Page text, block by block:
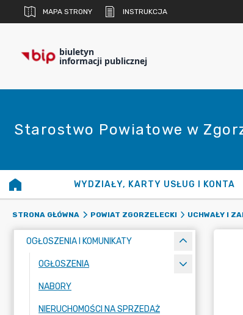
MAPA STRONY INSTRUKCJA
biuletyn
informacji publicznej
Starostwo Powiatowe w
WYDZIAŁY, KARTY USŁUG I KONTA
STRONA GŁÓWNA POWIAT ZGORZELECKI UCHWAŁY I
OGŁOSZENIA I KOMUNIKATY
OGŁOSZENIA
NABORY
NIERUCHOMOŚCI NA SPRZEDAŻ